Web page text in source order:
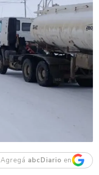
Agregá abcDiario en